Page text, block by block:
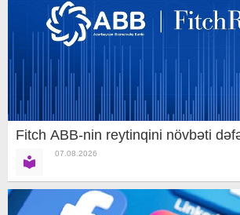
Fitch ABB-nin reytinqini növbəti
07.08.2026